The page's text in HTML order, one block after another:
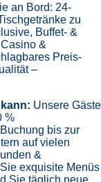
an Bord: 24-
zu
Buffet- &
&
Preis-
–
Unsere Gäste
%
bis zur
auf vielen
&
exquisite Menüs
Sie täglich neue